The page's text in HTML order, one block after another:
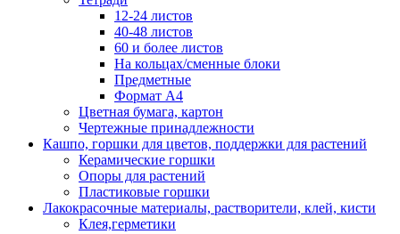
12-24 листов
40-48 листов
60 и более листов
На кольцах/сменные блоки
Предметные
Формат А4
Цветная бумага, картон
Чертежные принадлежности
Кашпо, горшки для цветов, поддержки для растений
Керамические горшки
Опоры для растений
Пластиковые горшки
Лакокрасочные материалы, растворители, клей, кисти
Клея,герметики